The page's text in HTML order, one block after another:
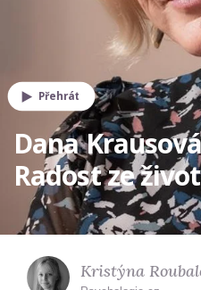
Přehrát
Dana
Radost ze
Kristýna